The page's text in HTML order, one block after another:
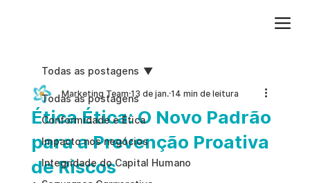
Todas as postagens
Conformidade e Ética
Impacto nos negócios
Integridade do Capital Humano
Todas as postagens
Ética Ética: O Novo Padrão
para a Prevenção Proativa
de Riscos
Marketing Team 13 de jan. 14 min de leitura